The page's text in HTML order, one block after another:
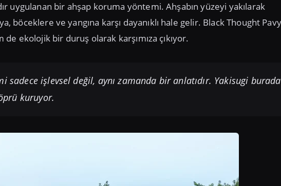
uygulanan bir ahşap koruma yöntemi. Ahşabın yüzeyi yakılarak
ve yangına karşı dayanıklı hale gelir. Black Thought
ekolojik bir duruş olarak karşımıza çıkıyor.
sadece işlevsel değil, aynı zamanda bir anlatıdır. Yakisugi burada
kuruyor.